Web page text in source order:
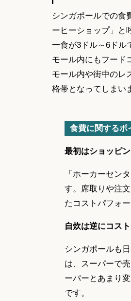
シンガポールでの食
ーヒーショップ」と
一食が3ドル～6ドル
モール内にもフード
モール内や街中のレ
格帯となってしまい
食費に関するポ
最初はショッピ
「ホーカーセン
す。席取りや注
たコストパフォ
自炊は逆にコス
シンガポールも
は、スーパーで
ーパーとあまり
です。